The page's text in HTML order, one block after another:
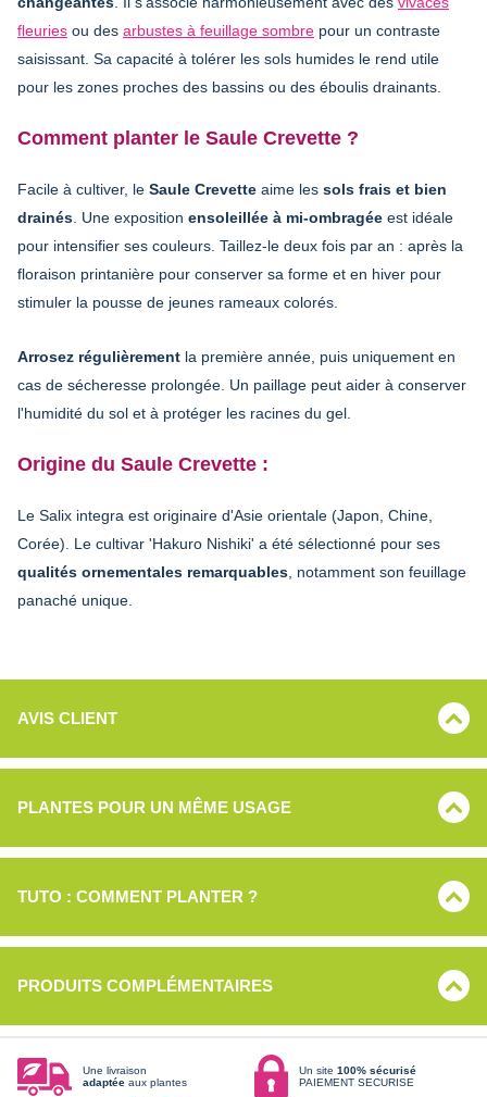
fleuries ou des arbustes à feuillage sombre pour un contraste
saisissant. Sa capacité à tolérer les sols humides le rend utile
pour les zones proches des bassins ou des éboulis drainants.
Comment planter le Saule Crevette ?
Facile à cultiver, le Saule Crevette aime les sols frais et bien
drainés . Une exposition ensoleillée à mi-ombragée est idéale
pour intensifier ses couleurs. Taillez-le deux fois par an : après la
floraison printanière pour conserver sa forme et en hiver pour
stimuler la pousse de jeunes rameaux colorés.
Arrosez régulièrement la première année, puis uniquement en
cas de sécheresse prolongée. Un paillage peut aider à conserver
l'humidité du sol et à protéger les racines du gel.
Origine du Saule Crevette :
Le Salix integra est originaire d'Asie orientale (Japon, Chine,
Corée). Le cultivar 'Hakuro Nishiki' a été sélectionné pour ses
qualités ornementales remarquables , notamment son feuillage
panaché unique.
AVIS CLIENT
PLANTES POUR UN MÊME USAGE
TUTO : COMMENT PLANTER ?
PRODUITS COMPLÉMENTAIRES
Une livraison
adaptée aux plantes
Un site 100% sécurisé
PAIEMENT SECURISE